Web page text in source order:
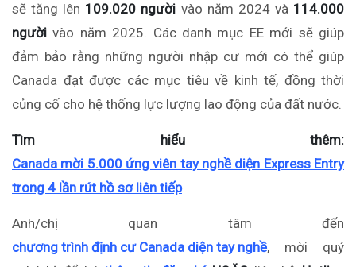
sẽ tăng lên 109.020 người vào năm 2024 và 114.000
người vào năm 2025. Các danh mục EE mới sẽ giúp
đảm bảo rằng những người nhập cư mới có thể giúp
Canada đạt được các mục tiêu về kinh tế, đồng thời
củng cố cho hệ thống lực lượng lao động của đất nước.
Tìm hiểu thêm:
Canada mời 5.000 ứng viên tay nghề diện Express Entry
trong 4 lần rút hồ sơ liên tiếp
Anh/chị quan tâm đến
chương trình định cư Canada diện tay nghề, mời quý